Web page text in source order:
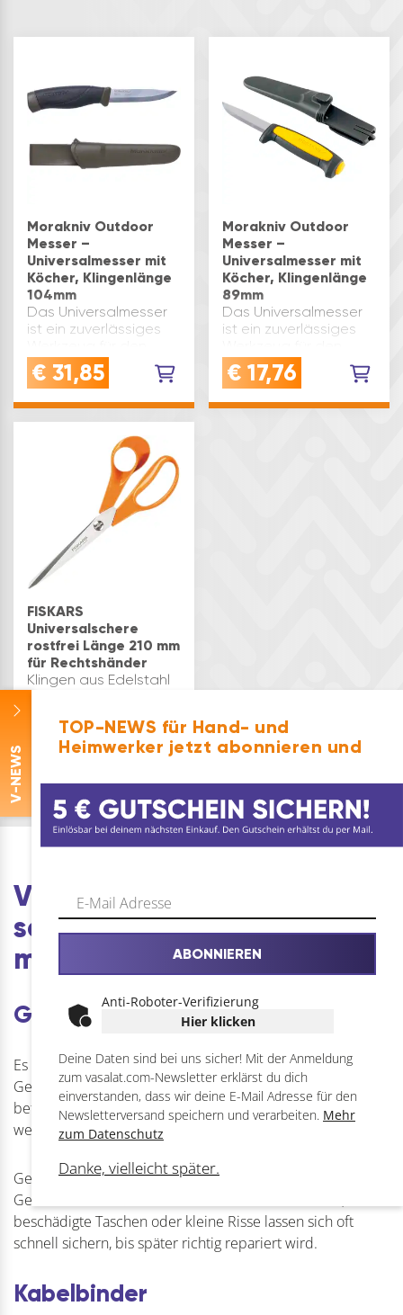
Morakniv Outdoor
Messer –
Universalmesser mit
Köcher, Klingenlänge
104mm
Das Universalmesser
ist ein zuverlässiges
Einsatz in
verschiedenen
Haushalt, beim
WerkstattUniversalmesser
mit praktischer
Kunststoff Messe…
€ 31,85
Morakniv Outdoor
Messer –
Universalmesser mit
Köcher, Klingenlänge
89mm
Das Universalmesser
ist ein zuverlässiges
Einsatz in
verschiedenen
Haushalt, beim
€ 17,76
FISKARS
Universalschere
rostfrei Länge 210 mm
für Rechtshänder
Klingen aus Edelstahl
einstellbare
Klingenspannung,
spülmaschinenfest. Mit
handgerecht
geformten Griffen
(Fiskars Functional
Form), für
33,68
Van Life Essentials: Wenn
schnell repariert werden
muss
Gewebeband
Es gibt Produkte, die einfach immer funktionieren –
Gewebeband gehört definitiv dazu. Egal ob etwas
befestigt, abgedichtet, markiert oder provisorisch repariert
werden muss: Das Zeug rettet ständig Situationen.
Gerade beim Camping oder Outdoor-Einsatz kann
Gewebeband überraschend viel lösen. Lose Planen,
beschädigte Taschen oder kleine Risse lassen sich oft
schnell sichern, bis später richtig repariert wird.
Kabelbinder
V
-NEWS
TOP-NEWS für Hand- und
Heimwerker jetzt abonnieren und
ABONNIEREN
Anti-Roboter-Verifizierung
Hier klicken
Deine Daten sind bei uns sicher! Mit der Anmeldung
zum vasalat.com-Newsletter erklärst du dich
einverstanden, dass wir deine E-Mail Adresse für den
Newsletterversand speichern und verarbeiten. Mehr
zum Datenschutz
Danke, vielleicht später.